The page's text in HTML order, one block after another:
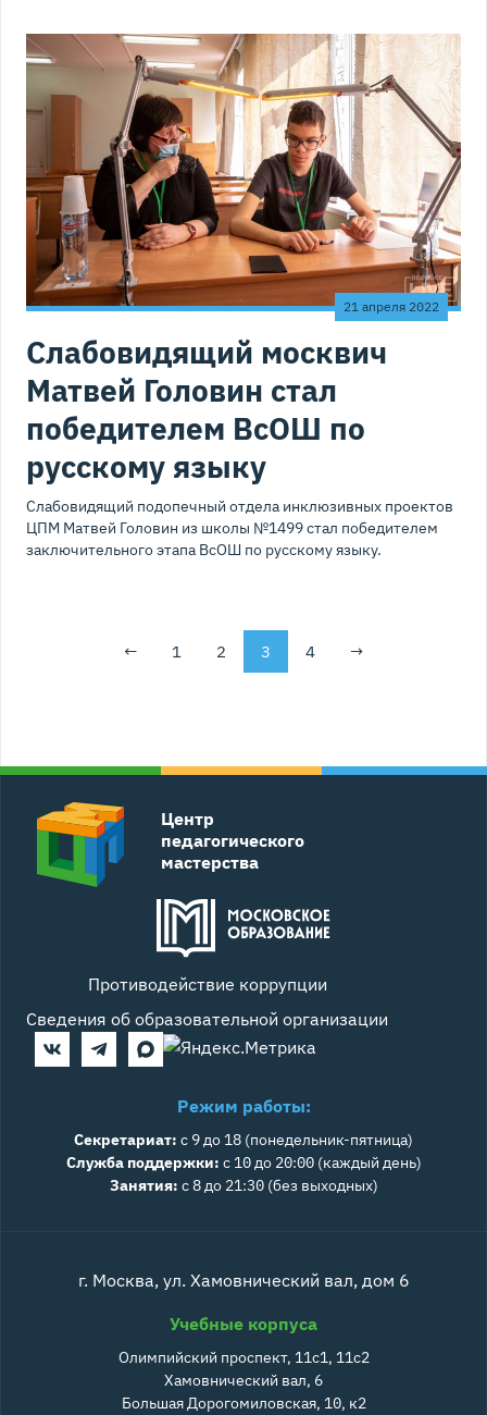
21 апреля 2022
Слабовидящий москвич
Матвей Головин стал
победителем ВсОШ по
русскому языку
Слабовидящий подопечный отдела инклюзивных проектов
ЦПМ Матвей Головин из школы №1499 стал победителем
заключительного этапа ВсОШ по русскому языку.
← 1 2 3 4 →
Центр
педагогического
мастерства
Противодействие коррупции
Сведения об образовательной организации
Режим работы:
Секретариат: с 9 до 18 (понедельник-пятница)
Служба поддержки: с 10 до 20:00 (каждый день)
Занятия: с 8 до 21:30 (без выходных)
г. Москва, ул. Хамовнический вал, дом 6
Учебные корпуса
Олимпийский проспект, 11с1, 11с2
Хамовнический вал, 6
Большая Дорогомиловская, 10, к2